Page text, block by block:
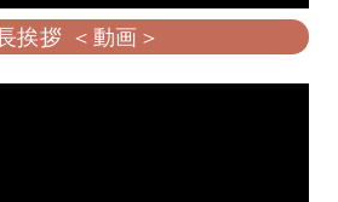
挨拶 ＜動画＞